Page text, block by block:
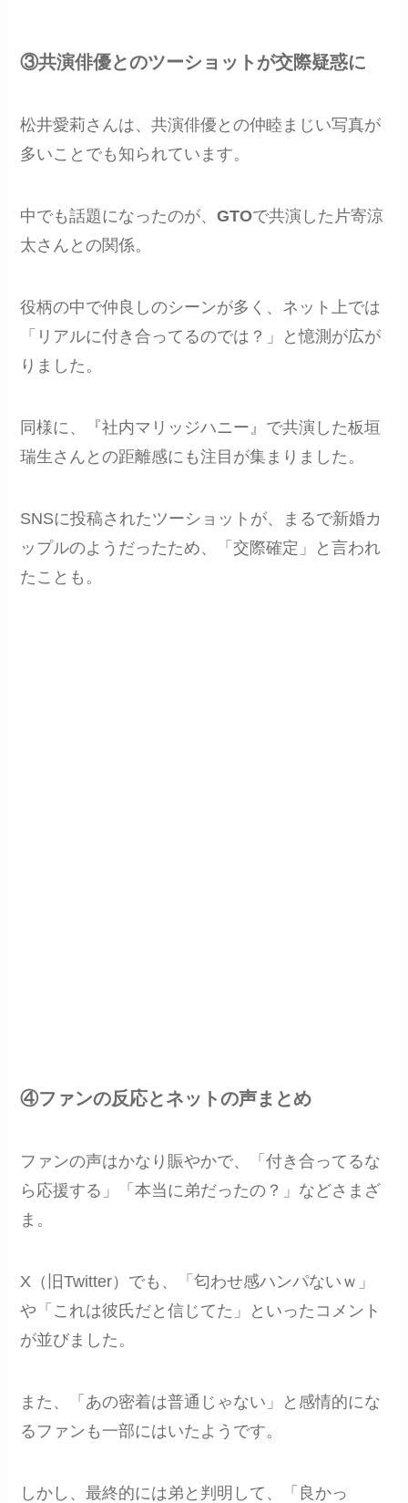
③共演俳優とのツーショットが交際疑惑に
松井愛莉さんは、共演俳優との仲睦まじい写真が
多いことでも知られています。
中でも話題になったのが、GTOで共演した片寄涼
太さんとの関係。
役柄の中で仲良しのシーンが多く、ネット上では
「リアルに付き合ってるのでは？」と憶測が広が
りました。
同様に、『社内マリッジハニー』で共演した板垣
瑞生さんとの距離感にも注目が集まりました。
SNSに投稿されたツーショットが、まるで新婚カ
ップルのようだったため、「交際確定」と言われ
たことも。
④ファンの反応とネットの声まとめ
ファンの声はかなり賑やかで、「付き合ってるな
ら応援する」「本当に弟だったの？」などさまざ
ま。
X（旧Twitter）でも、「匂わせ感ハンパないｗ」
や「これは彼氏だと信じてた」といったコメント
が並びました。
また、「あの密着は普通じゃない」と感情的にな
るファンも一部にはいたようです。
しかし、最終的には弟と判明して、「良かっ